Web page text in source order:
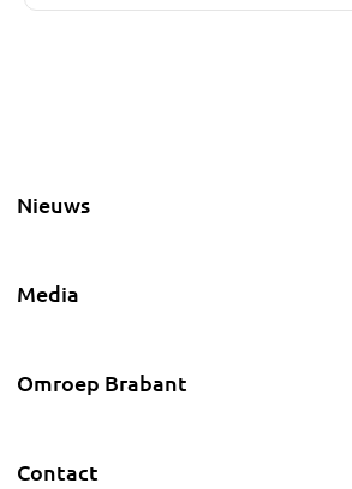
Nieuws
Media
Omroep Brabant
Contact